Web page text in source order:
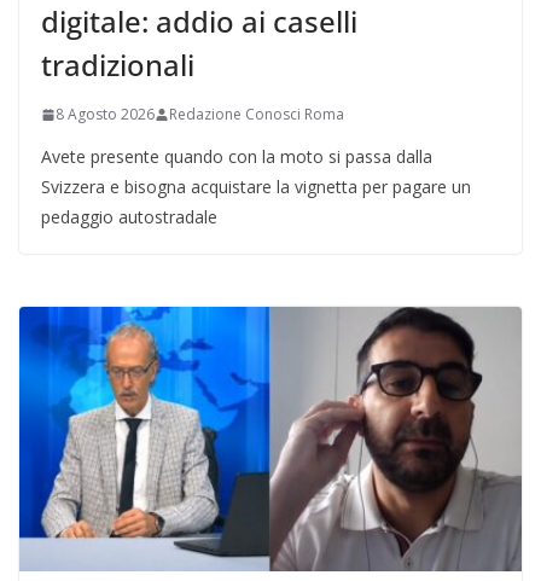
digitale: addio ai caselli
tradizionali
8 Agosto 2026 Redazione Conosci Roma
Avete presente quando con la moto si passa dalla
Svizzera e bisogna acquistare la vignetta per pagare un
pedaggio autostradale